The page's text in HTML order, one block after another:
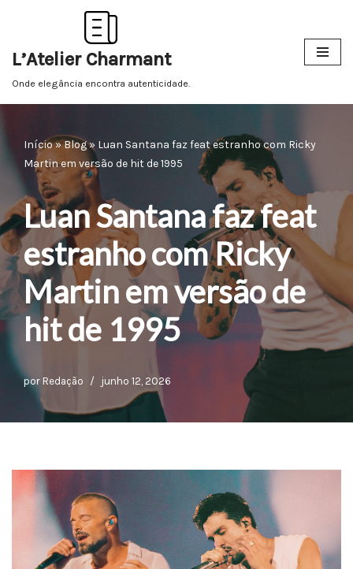
para
o
L’Atelier Charmant
Onde elegância encontra autenticidade.
Início»Blog» Luan Santana faz feat estranho com Ricky
Martin em versão de hit de 1995
Luan Santana faz feat
estranho com Ricky
Martin em versão de
hit de 1995
por Redação junho 12, 2026